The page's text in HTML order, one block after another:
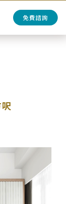
免費諮詢